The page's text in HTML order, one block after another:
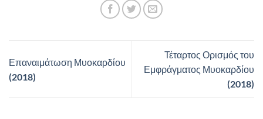
Επαναιμάτωση Μυοκαρδίου
(2018)
Τέταρτος Ορισμός του
Εμφράγματος Μυοκαρδίου
(2018)